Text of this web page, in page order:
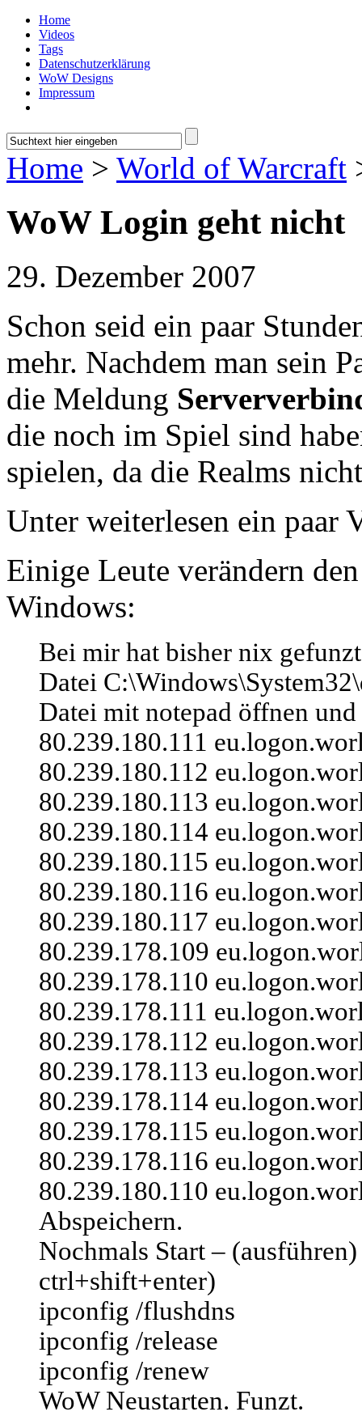
Home
Videos
Tags
Datenschutzerklärung
WoW Designs
Impressum
Home > World of Warcraft
WoW Login geht nicht
29. Dezember 2007
Schon seid ein paar
mehr. Nachdem man sein
die Meldung
die noch im Spiel sind
spielen, da die Realms
Unter weiterlesen ein paar
Einige Leute verändern
Windows:
Bei mir hat bisher nix
Datei
Datei mit notepad öffnen
80.239.180.111
80.239.180.112
80.239.180.113
80.239.180.114
80.239.180.115
80.239.180.116
80.239.180.117
80.239.178.109
80.239.178.110
80.239.178.111
80.239.178.112
80.239.178.113
80.239.178.114
80.239.178.115
80.239.178.116
80.239.180.110
Abspeichern.
Nochmals Start –
ctrl+shift+enter)
ipconfig /flushdns
ipconfig /release
ipconfig /renew
WoW Neustarten. Funzt.